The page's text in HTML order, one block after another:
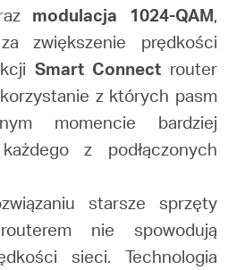
modulacja 1024-QAM,
zwiększenie prędkości
Smart Connect router
z których pasm
momencie bardziej
z podłączonych
starsze sprzęty
nie spowodują
sieci. Technologia